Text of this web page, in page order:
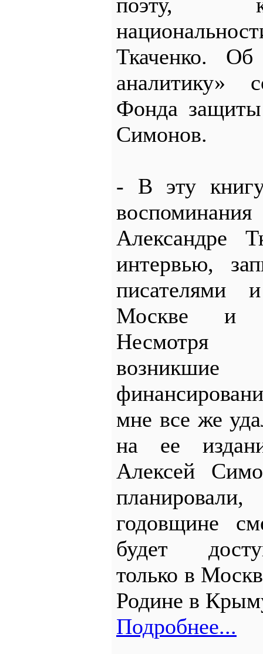
Ткаченко.
аналитику»
Фонда защиты
Симонов.
- В эту
Александре
интервью,
писателями
Москве и
Несмотря
мне все же
на ее
Алексей
годовщине
будет
только в
Родине в
Подробнее...